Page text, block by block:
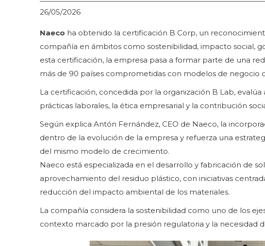
26/05/2026
Naeco ha obtenido la certificación B Corp, un
compañía en ámbitos como sostenibilidad, impacto social,
esta certificación, la empresa pasa a formar parte de una
más de 90 países comprometidas con modelos de negocio
La certificación, concedida por la organización B Lab,
prácticas laborales, la ética empresarial y la contribución
Según explica Antón Fernández, CEO de Naeco, la
dentro de la evolución de la empresa y refuerza una
del mismo modelo de crecimiento.
Naeco está especializada en el desarrollo y fabricación de
aprovechamiento del residuo plástico, con iniciativas
reducción del impacto ambiental de los materiales.
La compañía considera la sostenibilidad como uno de los
contexto marcado por la presión regulatoria y la necesidad